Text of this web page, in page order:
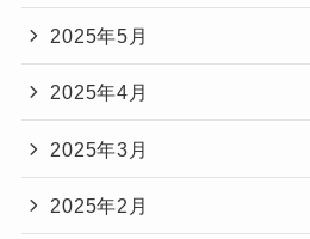
2025年5月
2025年4月
2025年3月
2025年2月